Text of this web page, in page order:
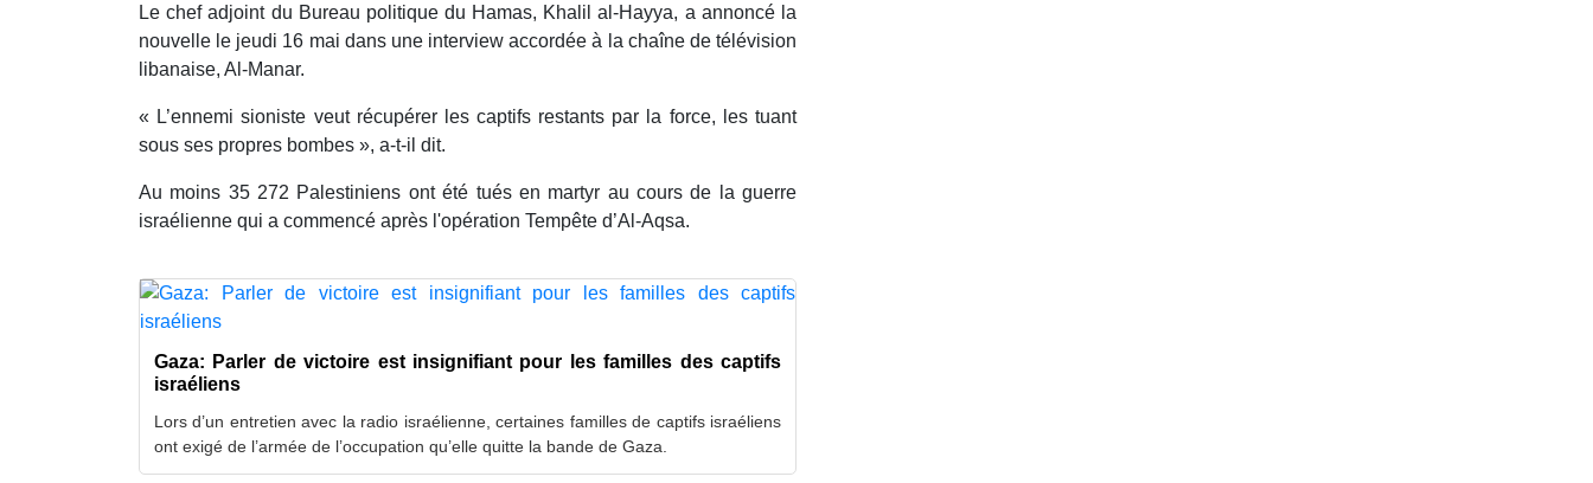
Le chef adjoint du Bureau politique du Hamas, Khalil al-Hayya, a annoncé la
nouvelle le jeudi 16 mai dans une interview accordée à la chaîne de télévision
libanaise, Al-Manar.
« L’ennemi sioniste veut récupérer les captifs restants par la force, les tuant
sous ses propres bombes », a-t-il dit.
Au moins 35 272 Palestiniens ont été tués en martyr au cours de la guerre
israélienne qui a commencé après l'opération Tempête d’Al-Aqsa.
Gaza: Parler de victoire est insignifiant pour les familles des captifs
israéliens
Lors d’un entretien avec la radio israélienne, certaines familles de captifs israéliens
ont exigé de l’armée de l’occupation qu’elle quitte la bande de Gaza.